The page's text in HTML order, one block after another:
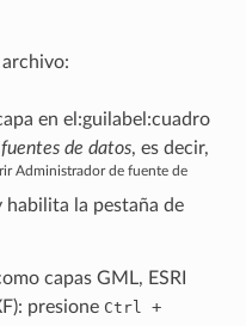
en el:guilabel:cuadro
de datos, es decir,
Administrador de fuente de
habilita la pestaña de
capas GML, ESRI
presione Ctrl +